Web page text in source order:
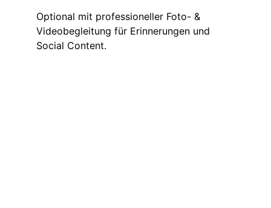
Optional mit professioneller Foto- &
Videobegleitung für Erinnerungen und
Social Content.